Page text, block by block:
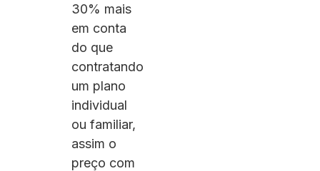
30% mais
em conta
do que
contratando
um plano
individual
ou familiar,
assim o
preço com